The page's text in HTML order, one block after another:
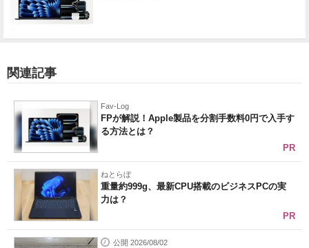
関連記事
Fav-Log
FPが解説！Apple製品を分割手数料0円で入手す
る方法とは？
PR
ねとらぼ
重量約999g、最新CPU搭載のビジネスPCの実
力は？
PR
公開 2026/08/02